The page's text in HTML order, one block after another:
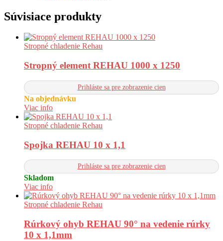
Súvisiace produkty
Stropné chladenie Rehau
Stropný element REHAU 1000 x 1250
Prihláste sa pre zobrazenie cien
Na objednávku
Viac info
Stropné chladenie Rehau
Spojka REHAU 10 x 1,1
Prihláste sa pre zobrazenie cien
Skladom
Viac info
Stropné chladenie Rehau
Rúrkový ohyb REHAU 90° na vedenie rúrky
10 x 1,1mm